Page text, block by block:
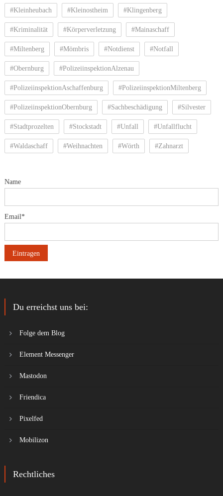
#Kleinheubach #Kleinostheim #Klingenberg
#Kriminalität #Körperverletzung #Mainaschaff
#Miltenberg #Mömbris #Notdienst #Notfall
#Obernburg #PolizeiinspektionAlzenau
#PolizeiinspektionAschaffenburg #PolizeiinspektionMiltenberg
#PolizeiinspektionObernburg #Sachbeschädigung #Silvester
#Stadtprozelten #Stockstadt #Unfall #Unfallflucht
#Waldaschaff #Weihnachten #Wörth #Zahnarzt
Name
Email*
Du erreichst uns bei:
Folge dem Blog
Element Messenger
Mastodon
Friendica
Pixelfed
Mobilizon
Rechtliches